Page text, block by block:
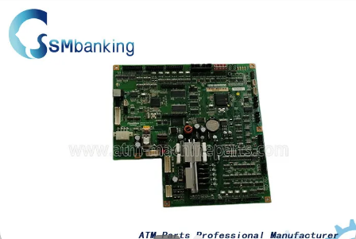
International
Trade
Co.,Ltd..
Rights